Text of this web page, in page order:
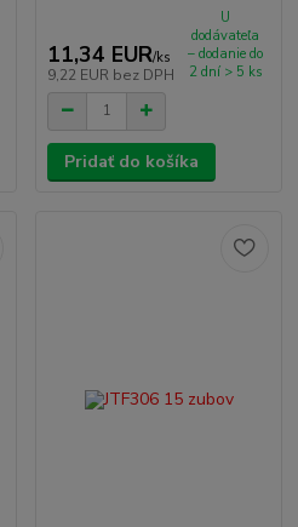
11,34 EUR/ks
9,22 EUR bez DPH
U
dodávateľa
– dodanie do
2 dní > 5 ks
Pridať do košíka